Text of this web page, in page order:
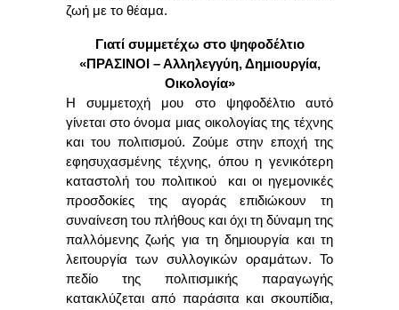
ζωή με το θέαμα.
Γιατί συμμετέχω στο ψηφοδέλτιο
«ΠΡΑΣΙΝΟΙ – Αλληλεγγύη, Δημιουργία,
Οικολογία»
Η συμμετοχή μου στο ψηφοδέλτιο αυτό
γίνεται στο όνομα μιας οικολογίας της τέχνης
και του πολιτισμού. Ζούμε στην εποχή της
εφησυχασμένης τέχνης, όπου η γενικότερη
καταστολή του πολιτικού και οι ηγεμονικές
προσδοκίες της αγοράς επιδιώκουν τη
συναίνεση του πλήθους και όχι τη δύναμη της
παλλόμενης ζωής για τη δημιουργία και τη
λειτουργία των συλλογικών οραμάτων. Το
πεδίο της πολιτισμικής παραγωγής
κατακλύζεται από παράσιτα και σκουπίδια,